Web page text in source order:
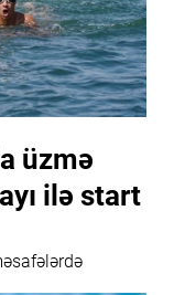
üzmə
ilə start